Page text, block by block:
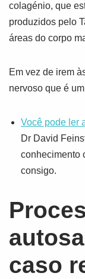
colagénio, que
produzidos pelo
áreas do corpo
Em vez de irem
nervoso que é
Você pode ler
Dr David
conhecimento
consigo.
caso